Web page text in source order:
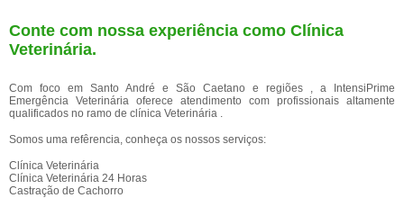
Conte com nossa experiência como Clínica
Veterinária.
Com foco em Santo André e São Caetano e regiões , a IntensiPrime
Emergência Veterinária oferece atendimento com profissionais altamente
qualificados no ramo de clínica Veterinária .
Somos uma refêrencia, conheça os nossos serviços:
Clínica Veterinária
Clínica Veterinária 24 Horas
Castração de Cachorro